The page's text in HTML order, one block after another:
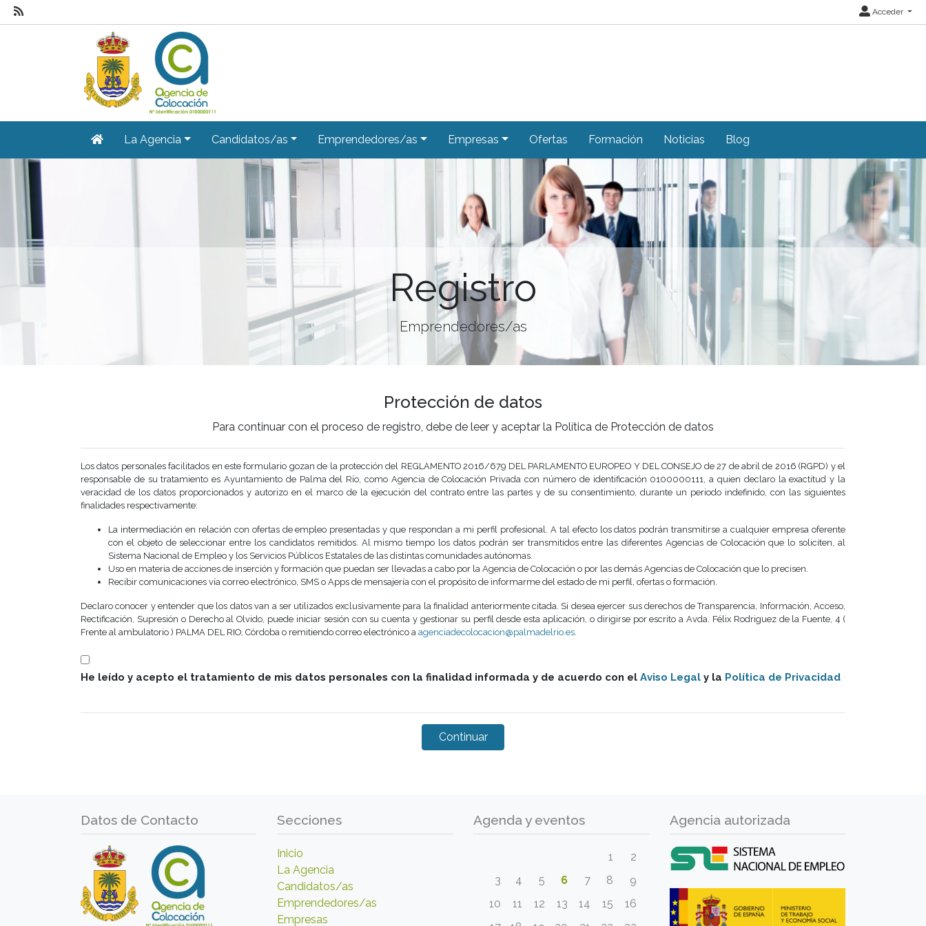
Acceder
La Agencia Candidatos/as Emprendedores/as Empresas Ofertas Formación Noticias Blog
Registro
Emprendedores/as
Protección de datos
Para continuar con el proceso de registro, debe de leer y aceptar la Política de Protección de datos
Los datos personales facilitados en este formulario gozan de la protección del REGLAMENTO 2016/679 DEL PARLAMENTO EUROPEO Y DEL CONSEJO de 27 de abril de 2016 (RGPD) y el
responsable de su tratamiento es Ayuntamiento de Palma del Río, como Agencia de Colocación Privada con número de identificación 0100000111, a quien declaro la exactitud y la
veracidad de los datos proporcionados y autorizo en el marco de la ejecución del contrato entre las partes y de su consentimiento, durante un periodo indefinido, con las siguientes
finalidades respectivamente:
La intermediación en relación con ofertas de empleo presentadas y que respondan a mi perfil profesional. A tal efecto los datos podrán transmitirse a cualquier empresa oferente
con el objeto de seleccionar entre los candidatos remitidos. Al mismo tiempo los datos podrán ser transmitidos entre las diferentes Agencias de Colocación que lo soliciten, al
Sistema Nacional de Empleo y los Servicios Públicos Estatales de las distintas comunidades autónomas.
Uso en materia de acciones de inserción y formación que puedan ser llevadas a cabo por la Agencia de Colocación o por las demás Agencias de Colocación que lo precisen.
Recibir comunicaciones vía correo electrónico, SMS o Apps de mensajería con el propósito de informarme del estado de mi perfil, ofertas o formación.
Declaro conocer y entender que los datos van a ser utilizados exclusivamente para la finalidad anteriormente citada. Si desea ejercer sus derechos de Transparencia, Información, Acceso,
Rectificación, Supresión o Derecho al Olvido, puede iniciar sesión con su cuenta y gestionar su perfil desde esta aplicación, o dirigirse por escrito a Avda. Félix Rodriguez de la Fuente, 4 (
Frente al ambulatorio ) PALMA DEL RIO, Córdoba o remitiendo correo electrónico a agenciadecolocacion@palmadelrio.es
He leído y acepto el tratamiento de mis datos personales con la finalidad informada y de acuerdo con el Aviso Legal y la Política de Privacidad
Datos de Contacto Secciones
Inicio
La Agencia
Candidatos/as
Emprendedores/as
Empresas
Agenda y eventos
1
2
3
4 5 6 7 8
9
10
11 12 13 14 15
16
Agencia autorizada